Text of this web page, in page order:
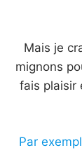
Mais je
mignons
fais plaisir
Par